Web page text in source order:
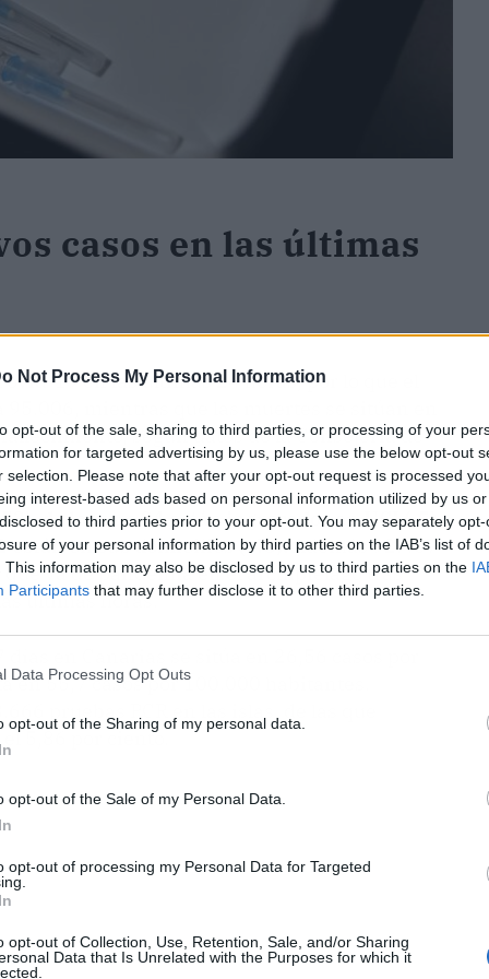
Not Process My Personal Information
opt-out of the sale, sharing to third parties, or processing of your
for targeted advertising by us, please use the below opt-out
selection. Please note that after your opt-out request is processed
interest-based ads based on personal information utilized by us
to third parties prior to your opt-out. You may separately
of your personal information by third parties on the IAB’s list of
This information may also be disclosed by us to third parties on the
Participants that may further disclose it to other third parties.
Data Processing Opt Outs
opt-out of the Sharing of my personal data.
opt-out of the Sale of my Personal Data.
opt-out of processing my Personal Data for Targeted
opt-out of Collection, Use, Retention, Sale, and/or Sharing
Data that Is Unrelated with the Purposes for which it
casos en las últimas
19 en las últimas 24 horas, por lo que el
mientras que las muertes se sitúan en
según datos de la Consejería de
de los que 34 están ingresados en UCI (-5),
están en sus domicilios (-43).Además 92.407
va de pandemia en el archipiélago tras
últimas horas.
en Canarias se sitúa en 26,56 casos por
en 55,7 casos por 100.000 habitantes.
pruebas PCR en las islas, de las que
5,86 por ciento.